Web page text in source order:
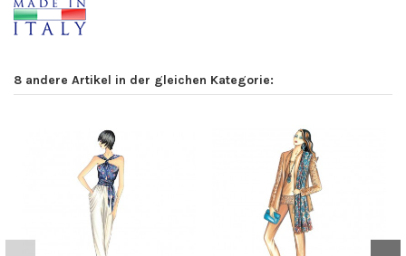
8 andere Artikel in der gleichen Kategorie: